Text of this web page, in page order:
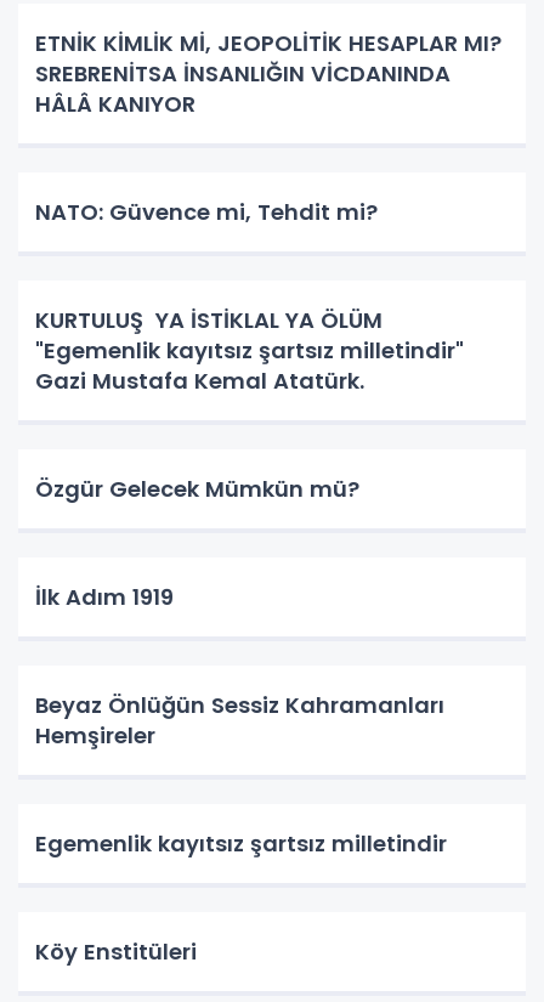
ETNİK KİMLİK Mİ, JEOPOLİTİK HESAPLAR MI?
SREBRENİTSA İNSANLIĞIN VİCDANINDA
HÂLÂ KANIYOR
NATO: Güvence mi, Tehdit mi?
KURTULUŞ YA İSTİKLAL YA ÖLÜM
"Egemenlik kayıtsız şartsız milletindir"
Gazi Mustafa Kemal Atatürk.
Özgür Gelecek Mümkün mü?
İlk Adım 1919
Beyaz Önlüğün Sessiz Kahramanları
Hemşireler
Egemenlik kayıtsız şartsız milletindir
Köy Enstitüleri